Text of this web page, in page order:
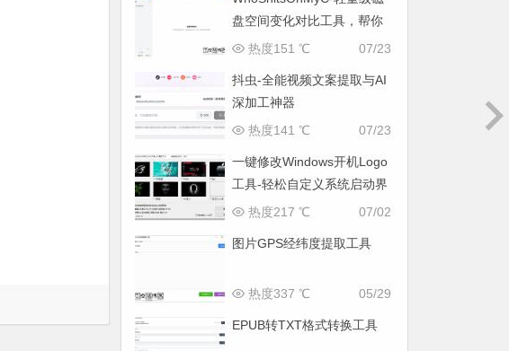
盘空间变化对比工具，帮你
找出“吃掉”空间的罪魁祸首
07/23
热度151 ℃
抖虫-全能视频文案提取与AI
深加工神器
07/23
热度141 ℃
一键修改Windows开机Logo
工具-轻松自定义系统启动界
面
07/02
热度217 ℃
图片GPS经纬度提取工具
05/29
热度337 ℃
EPUB转TXT格式转换工具